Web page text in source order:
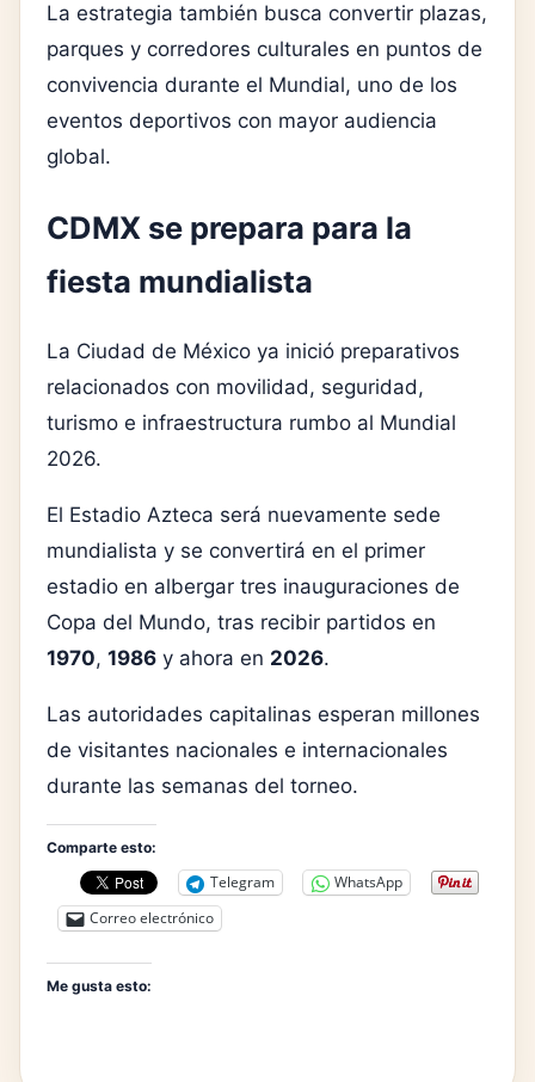
La estrategia también busca convertir plazas,
parques y corredores culturales en puntos de
convivencia durante el Mundial, uno de los
eventos deportivos con mayor audiencia
global.
CDMX se prepara para la
fiesta mundialista
La Ciudad de México ya inició preparativos
relacionados con movilidad, seguridad,
turismo e infraestructura rumbo al Mundial
2026.
El Estadio Azteca será nuevamente sede
mundialista y se convertirá en el primer
estadio en albergar tres inauguraciones de
Copa del Mundo, tras recibir partidos en
1970, 1986 y ahora en 2026.
Las autoridades capitalinas esperan millones
de visitantes nacionales e internacionales
durante las semanas del torneo.
Comparte esto:
Telegram
WhatsApp
Correo electrónico
Me gusta esto: